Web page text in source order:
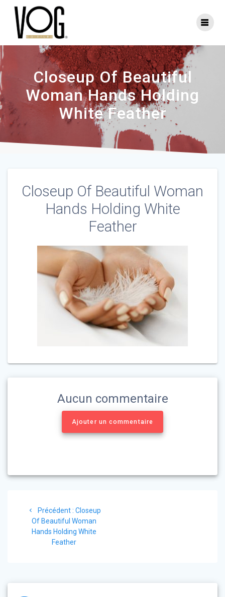
Closeup Of Beautiful
Woman Hands Holding
White Feather
Closeup Of Beautiful Woman
Hands Holding White
Feather
Aucun commentaire
Ajouter un commentaire
l’article
Précédent : Article
précédent
:
Closeup
Of Beautiful Woman
Hands Holding White
Feather